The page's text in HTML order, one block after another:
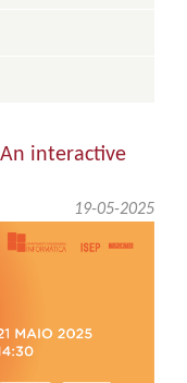
An interactive
19-05-2025